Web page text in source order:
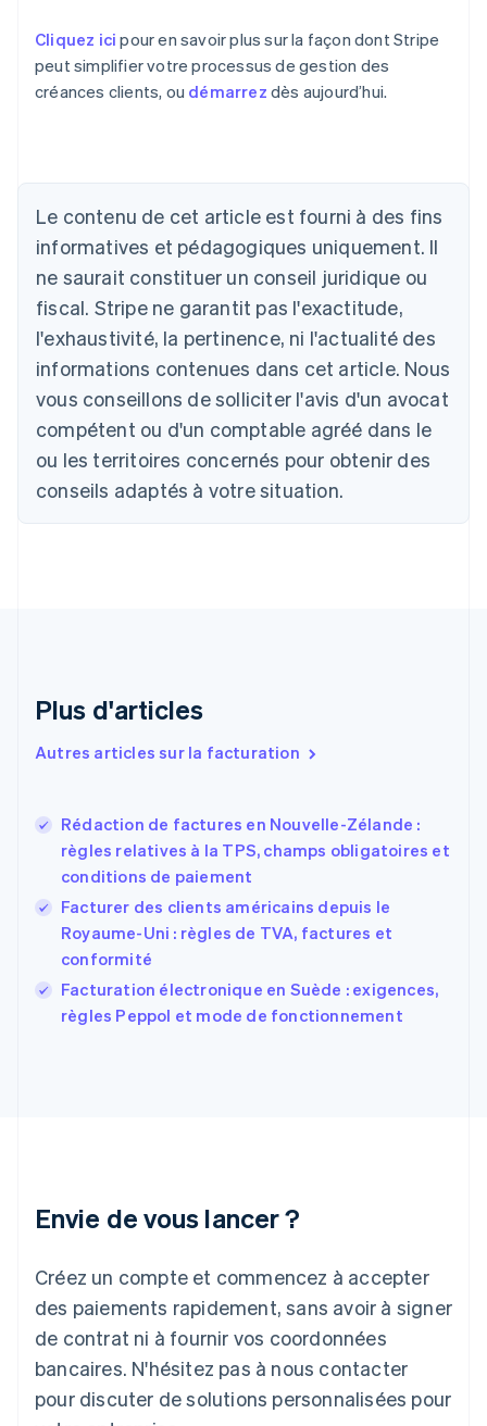
Cliquez ici pour en savoir plus sur la façon dont Stripe
peut simplifier votre processus de gestion des
créances clients, ou démarrez dès aujourd’hui.
Le contenu de cet article est fourni à des fins
informatives et pédagogiques uniquement. Il
ne saurait constituer un conseil juridique ou
fiscal. Stripe ne garantit pas l'exactitude,
l'exhaustivité, la pertinence, ni l'actualité des
informations contenues dans cet article. Nous
vous conseillons de solliciter l'avis d'un avocat
compétent ou d'un comptable agréé dans le
ou les territoires concernés pour obtenir des
conseils adaptés à votre situation.
Plus d'articles
Autres articles sur la facturation
Rédaction de factures en Nouvelle-Zélande :
règles relatives à la TPS, champs obligatoires et
conditions de paiement
Facturer des clients américains depuis le
Royaume-Uni : règles de TVA, factures et
conformité
Facturation électronique en Suède : exigences,
règles Peppol et mode de fonctionnement
Envie de vous lancer ?
Créez un compte et commencez à accepter
des paiements rapidement, sans avoir à signer
de contrat ni à fournir vos coordonnées
bancaires. N'hésitez pas à nous contacter
pour discuter de solutions personnalisées pour
DeutschEnglish
English
Autriche
Deutsch English
Belgique
NederlandsFrançaisDeutschEnglish
Brésil
Bulgarie
English
Canada
English Français
Chine continentale
Espagne
Estonie
EnglishEspañol简体中文
Finlande
EnglishSvenska
FrançaisEnglish
Gibraltar
English
Grèce
Hongrie
日本語 English
English
Liechtenstein
Deutsch English
Lituanie
English
Luxembourg
FrançaisDeutschEnglish